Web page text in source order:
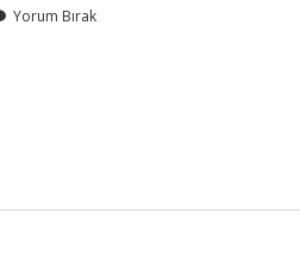
Yorum Bırak